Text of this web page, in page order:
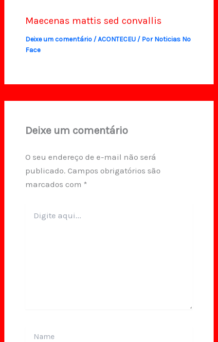
Maecenas mattis sed convallis
Deixe um comentário /ACONTECEU/ Por Noticias No
Face
Deixe um comentário
O seu endereço de e-mail não será
publicado. Campos obrigatórios são
marcados com *
aqui...